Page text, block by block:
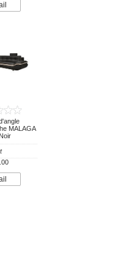
MALAGA